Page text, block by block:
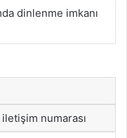
dinlenme imkanı
numarası